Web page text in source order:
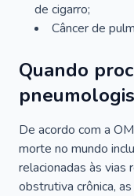
de cigarro;
Câncer de
Quando
De acordo com a
morte no mundo
relacionadas às vias
obstrutiva crônica,